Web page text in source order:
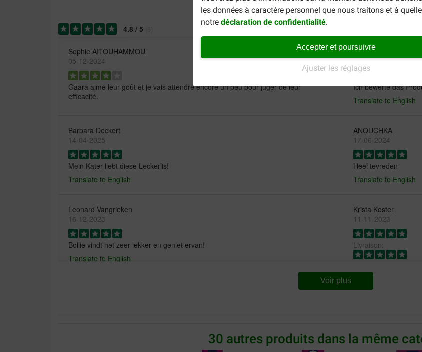
les données à caractère personnel que nous traitons et à
notre déclaration de confidentialité.
Accepter et poursuivre
Ajuster les réglages
4.8 / 5
Sophie AITOUHAMMOU
05-12-2024
Gaara aime leur goût et je vais attendre encore un peu pour juger de leur
efficacité.
MaHe
13-06-2025
Ich bewerte das
Translate to English
Barbara Deckert
14-04-2025
Mein Kater liebt diese Leckerlis!
Translate to English
ANOUCHKA
17-06-2024
Heel tevreden
Translate to English
Leonard Vangrieken
16-12-2023
Bollie vindt het zeer lekker en geniet ervan!
Translate to English
Krista Koster
11-11-2023
Livraison:
Voir plus
30 autres produits dans la même